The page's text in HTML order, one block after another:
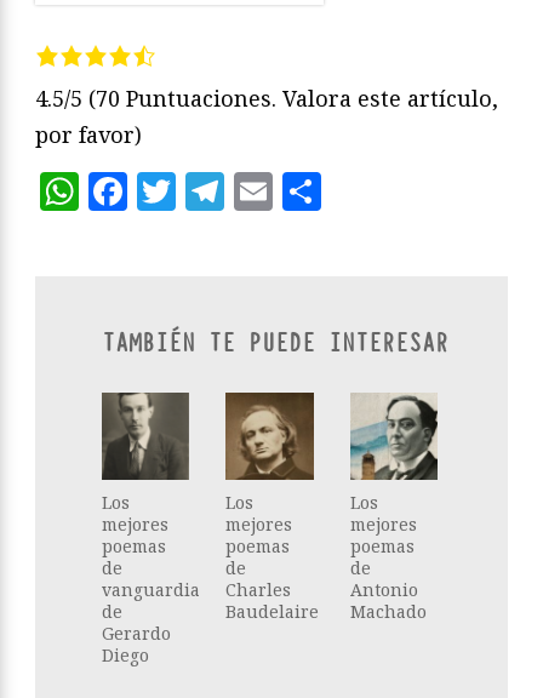
4.5/5 (70 Puntuaciones. Valora este artículo,
por favor)
WhatsApp
Facebook
Twitter
Telegram
Email
TAMBIÉN TE PUEDE INTERESAR
Los
mejores
poemas
de
vanguardia
de
Gerardo
Diego
Los
mejores
poemas
de
Charles
Baudelaire
Los
mejores
poemas
de
Antonio
Machado